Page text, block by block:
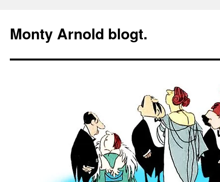
springen
Monty Arnold blogt.